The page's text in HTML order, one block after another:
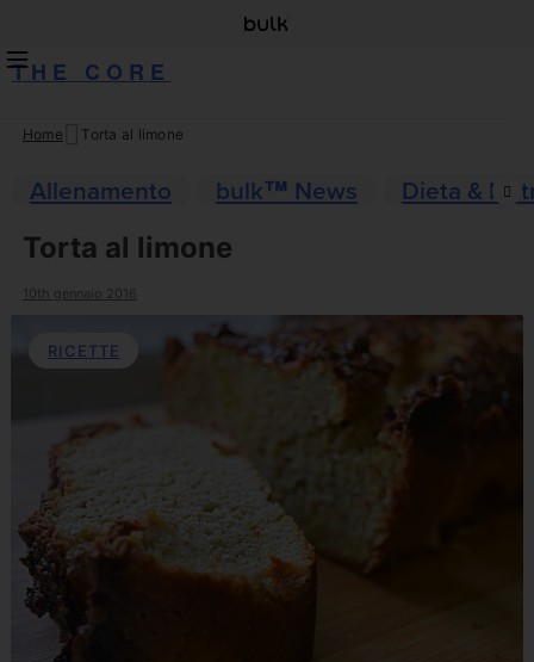
THE CORE
Skip
content
Home Torta al limone
Allenamento bulk™ News
Dieta &
Torta al limone
10th gennaio 2016
RICETTE